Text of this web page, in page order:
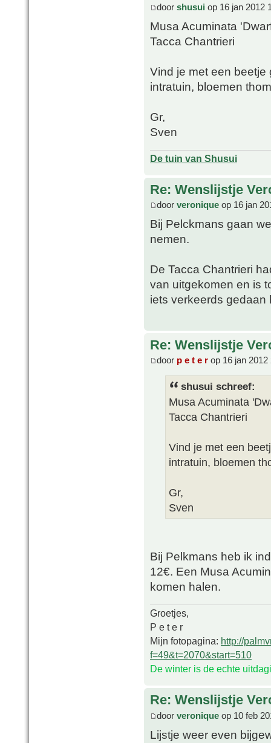
door shusui op 16 jan 2012
Musa Acuminata
Tacca Chantrieri
Vind je met een
intratuin, bloemen
Gr,
Sven
De tuin van Shusui
Re: Wenslijstje
door veronique op 16 jan
Bij Pelckmans gaan
nemen.
De Tacca Chantrieri
van uitgekomen en is
iets verkeerds
Re: Wenslijstje
door p e t e r op 16 jan 2012
shusui schreef:
Musa Acuminata
Tacca Chantrieri
Vind je met een
intratuin, bloemen
Gr,
Sven
Bij Pelkmans heb ik
12€. Een Musa
komen halen.
Groetjes,
P e t e r
Mijn fotopagina: http://
f=49&t=2070&start=510
De winter is de echte
Re: Wenslijstje
door veronique op 10 feb
Lijstje weer even